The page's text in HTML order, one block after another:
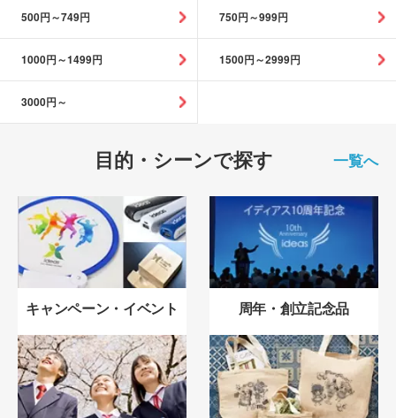
目的・シーンで探す 一覧へ
キャンペーン・イベント 周年・創立記念品
500円～749円 750円～999円
1000円～1499円 1500円～2999円
3000円～